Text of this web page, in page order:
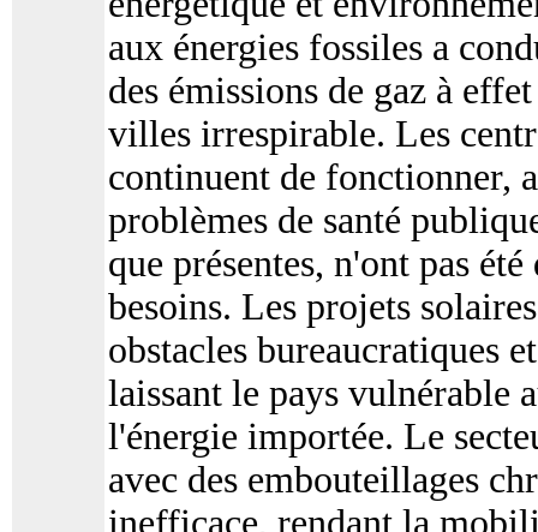
aux énergies fossiles a
des émissions de gaz à
villes irrespirable. Les
continuent de fonctionner,
problèmes de santé
que présentes, n'ont pas
besoins. Les projets
obstacles bureaucratiques
laissant le pays vulnérable
l'énergie importée. Le
avec des embouteillages
inefficace, rendant la